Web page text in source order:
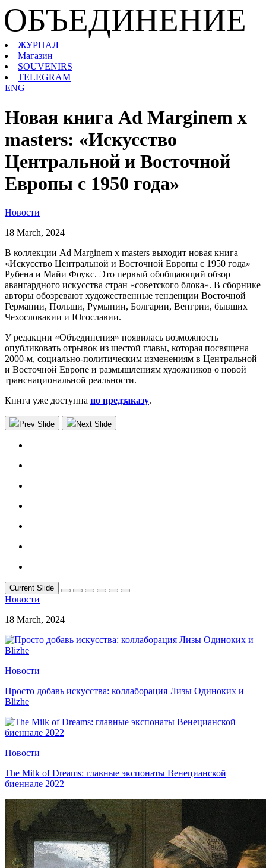
ОБЪЕДИНЕНИЕ
ЖУРНАЛ
Магазин
SOUVENIRS
TELEGRAM
ENG
Новая книга Ad Marginem x
masters: «Искусство
Центральной и Восточной
Европы с 1950 года»
Новости
18 March, 2024
В коллекции Ad Marginem x masters выходит новая книга —
«Искусство Центральной и Восточной Европы с 1950 года»
Рубена и Майи Фоукс. Это первый обобщающий обзор
авангардного искусства стран «советского блока». В сборнике
авторы обозревают художественные тенденции Восточной
Германии, Польши, Румынии, Болгарии, Венгрии, бывших
Чехословакии и Югославии.
У редакции «Объединения» появилась возможность
опубликовать отрывок из шестой главы, которая посвящена
2000-м, социально-политическим изменениям в Центральной
и Восточной Европе и размышлениям художников о новой
транснациональной реальности.
Книга уже доступна по предзаказу.
Prev Slide Next Slide
Current Slide
Новости
18 March, 2024
Новости
Просто добавь искусства: коллаборация Лизы Одиноких и
Blizhe
Новости
The Milk of Dreams: главные экспонаты Венецианской
биеннале 2022